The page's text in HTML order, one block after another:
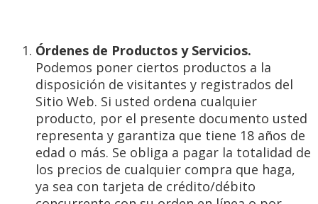
Órdenes de Productos y Servicios.
Podemos poner ciertos productos a la
disposición de visitantes y registrados del
Sitio Web. Si usted ordena cualquier
producto, por el presente documento usted
representa y garantiza que tiene 18 años de
edad o más. Se obliga a pagar la totalidad de
los precios de cualquier compra que haga,
ya sea con tarjeta de crédito/débito